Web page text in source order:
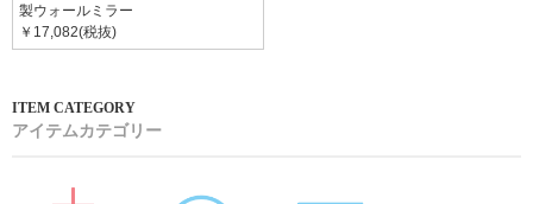
製ウォールミラー
￥17,082(税抜)
アイテムカテゴリー